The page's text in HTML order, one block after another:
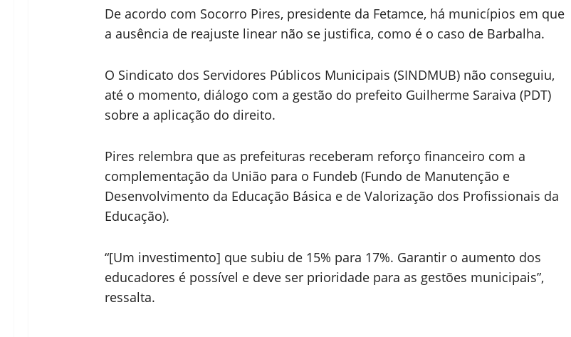
De acordo com Socorro Pires, presidente da Fetamce, há municípios em que
a ausência de reajuste linear não se justifica, como é o caso de Barbalha.
O Sindicato dos Servidores Públicos Municipais (SINDMUB) não conseguiu,
até o momento, diálogo com a gestão do prefeito Guilherme Saraiva (PDT)
sobre a aplicação do direito.
Pires relembra que as prefeituras receberam reforço financeiro com a
complementação da União para o Fundeb (Fundo de Manutenção e
Desenvolvimento da Educação Básica e de Valorização dos Profissionais da
Educação).
“[Um investimento] que subiu de 15% para 17%. Garantir o aumento dos
educadores é possível e deve ser prioridade para as gestões municipais”,
ressalta.